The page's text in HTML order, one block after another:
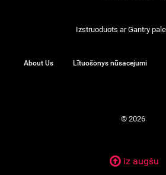
Izstruoduots arGantry
About Us Lītuošonys nūsacejumi
© 2026
iz augšu